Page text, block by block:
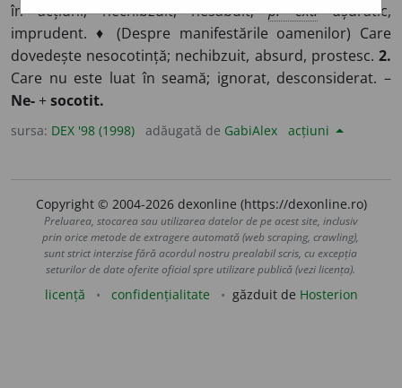
în acțiuni; nechibzuit, nesăbuit;p. ext.ușuratic,
imprudent. ♦ (Despre manifestările oamenilor) Care
dovedește nesocotință; nechibzuit, absurd, prostesc. 2.
Care nu este luat în seamă; ignorat, desconsiderat. –
Ne-+socotit.
sursa: DEX '98 (1998) adăugată de GabiAlex acțiuni
Copyright © 2004-2026 dexonline (https://dexonline.ro)
Preluarea, stocarea sau utilizarea datelor de pe acest site, inclusiv
prin orice metode de extragere automată (web scraping, crawling),
sunt strict interzise fără acordul nostru prealabil scris, cu excepția
seturilor de date oferite oficial spre utilizare publică (vezi licența).
licență confidențialitate găzduit de Hosterion